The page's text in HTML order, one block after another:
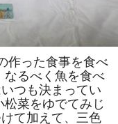
作った食事を食べ
なるべく魚を食べ
つも決まってい
松菜をゆでてみじ
て加えて、三色